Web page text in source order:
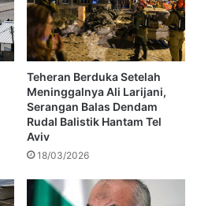
Teheran Berduka Setelah
Meninggalnya Ali Larijani,
Serangan Balas Dendam
Rudal Balistik Hantam Tel
Aviv
18/03/2026